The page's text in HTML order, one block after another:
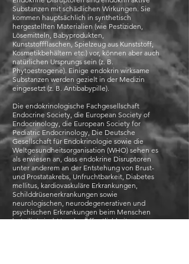
Substanzen mit schädlichen Wirkungen. Sie
kommen hauptsächlich in synthetisch
hergestellten Materialien (wie Pestiziden,
Lösemitteln, Babyprodukten,
Kunststoffflaschen, Spielzeug aus Kunststoff,
Kosmetikbehältern etc.) vor, können aber auch
natürlichen Ursprungs sein (z. B.
Phytoestrogene). Einige endokrin wirksame
Substanzen werden gezielt in der Medizin
eingesetzt (z. B. Antibabypille).
Die endokrinologische Fachgesellschaft
Endocrine Society, die European Society of
Endocrinology, die European Society for
Pediatric Endocrinology, Die Deutsche
Gesellschaft für Endokrinologie sowie die
Weltgesundheitsorganisation (WHO) sehen es
als erwiesen an, dass endokrine Disruptoren
unter anderem an der Entstehung von Brust-
und Prostatakrebs, Unfruchtbarkeit, Diabetes
mellitus, kardiovaskuläre Erkrankungen,
Schilddrüsenerkrankungen sowie
neurologischen, neurodegenerativen und
psychischen Erkrankungen beim Menschen
beteiligt sind. Von der Öffentlichkeit,